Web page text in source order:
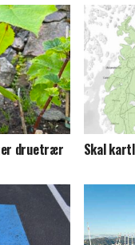
druetrær Skal